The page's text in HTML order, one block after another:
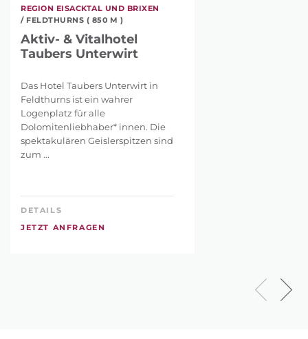
REGION EISACKTAL UND BRIXEN
/ FELDTHURNS ( 850 M )
Aktiv- & Vitalhotel
Taubers Unterwirt
Das Hotel Taubers Unterwirt in
Feldthurns ist ein wahrer
Logenplatz für alle
Dolomitenliebhaber* innen. Die
spektakulären Geislerspitzen sind
zum ...
DETAILS
JETZT ANFRAGEN